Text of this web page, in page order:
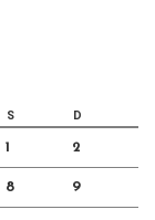
S D
1 2
8 9